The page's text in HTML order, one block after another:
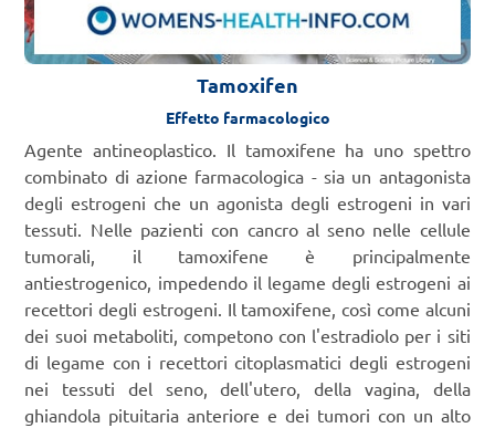
Tamoxifen
Effetto farmacologico
Agente antineoplastico. Il tamoxifene ha uno spettro
combinato di azione farmacologica - sia un antagonista
degli estrogeni che un agonista degli estrogeni in vari
tessuti. Nelle pazienti con cancro al seno nelle cellule
tumorali, il tamoxifene è principalmente
antiestrogenico, impedendo il legame degli estrogeni ai
recettori degli estrogeni. Il tamoxifene, così come alcuni
dei suoi metaboliti, competono con l'estradiolo per i siti
di legame con i recettori citoplasmatici degli estrogeni
nei tessuti del seno, dell'utero, della vagina, della
ghiandola pituitaria anteriore e dei tumori con un alto